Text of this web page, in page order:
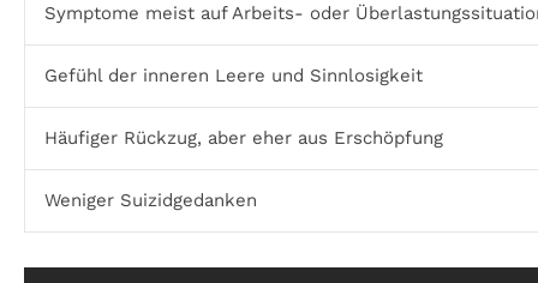
Symptome meist auf Arbeits- oder
Gefühl der inneren Leere und Sinnlosigkeit
Häufiger Rückzug, aber eher aus Erschöpfung
Weniger Suizidgedanken